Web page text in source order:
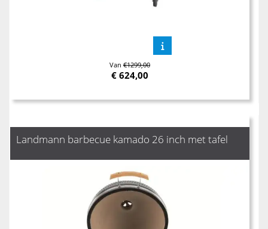
Van €1299,00
€ 624,00
Landmann barbecue kamado 26 inch met tafel